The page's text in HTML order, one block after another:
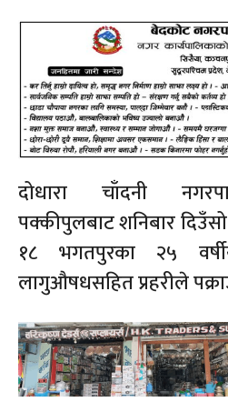
दोधारा चाँदनी
पक्कीपुलबाट शनिबार
१८ भगतपुरका २५
लागुऔषधसहित प्रहरीले